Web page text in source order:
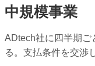
中規模事業
ADtech社に四半期ご
る。支払条件を交渉